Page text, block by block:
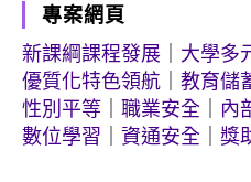
專案網頁
新課綱課程發展
大學多
優質化特色領航
教育儲
性別平等
職業安全
內
數位學習
資通安全 獎